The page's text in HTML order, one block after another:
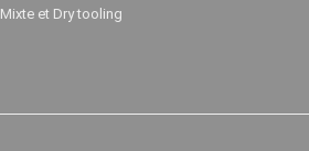
Mixte et Dry tooling